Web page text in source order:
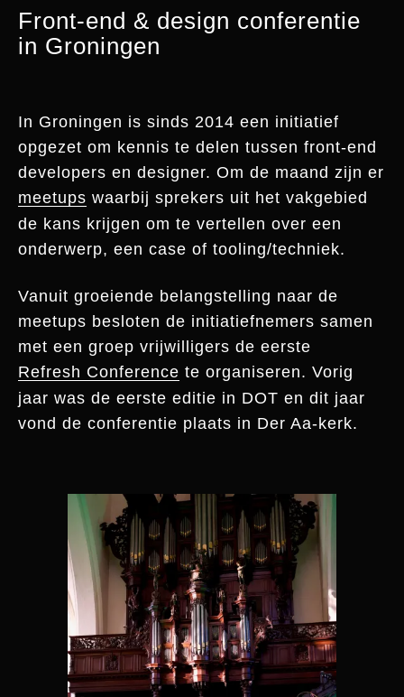
Front-end & design conferentie
in Groningen
In Groningen is sinds 2014 een initiatief
opgezet om kennis te delen tussen front-end
developers en designer. Om de maand zijn er
meetups waarbij sprekers uit het vakgebied
de kans krijgen om te vertellen over een
onderwerp, een case of tooling/techniek.
Vanuit groeiende belangstelling naar de
meetups besloten de initiatiefnemers samen
met een groep vrijwilligers de eerste
Refresh Conference te organiseren. Vorig
jaar was de eerste editie in DOT en dit jaar
vond de conferentie plaats in Der Aa-kerk.